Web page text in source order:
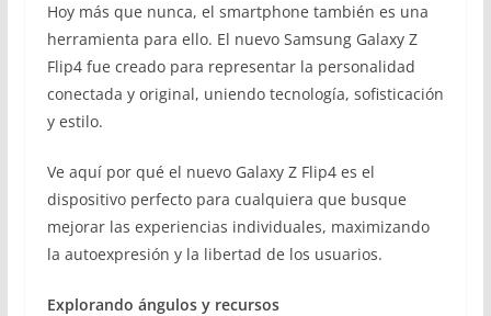
Hoy más que nunca, el smartphone también es una
herramienta para ello. El nuevo Samsung Galaxy Z
Flip4 fue creado para representar la personalidad
conectada y original, uniendo tecnología, sofisticación
y estilo.
Ve aquí por qué el nuevo Galaxy Z Flip4 es el
dispositivo perfecto para cualquiera que busque
mejorar las experiencias individuales, maximizando
la autoexpresión y la libertad de los usuarios.
Explorando ángulos y recursos